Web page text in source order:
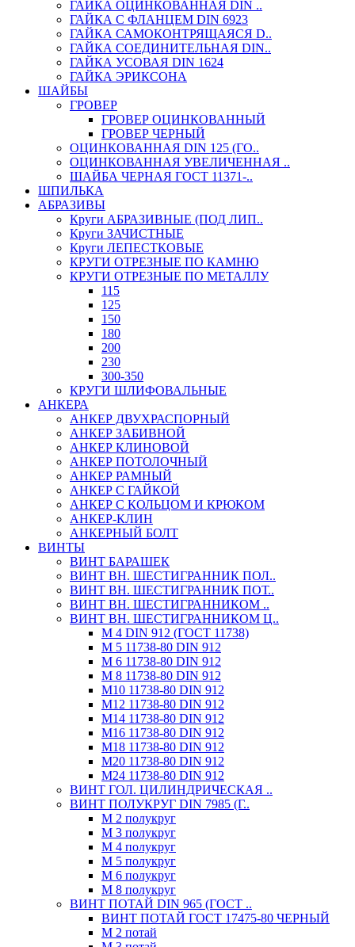
ГАЙКА ОЦИНКОВАННАЯ DIN ..
ГАЙКА С ФЛАНЦЕМ DIN 6923
ГАЙКА САМОКОНТРЯЩАЯСЯ D..
ГАЙКА СОЕДИНИТЕЛЬНАЯ DIN..
ГАЙКА УСОВАЯ DIN 1624
ГАЙКА ЭРИКСОНА
ШАЙБЫ
ГРОВЕР
ГРОВЕР ОЦИНКОВАННЫЙ
ГРОВЕР ЧЕРНЫЙ
ОЦИНКОВАННАЯ DIN 125 (ГО..
ОЦИНКОВАННАЯ УВЕЛИЧЕННАЯ ..
ШАЙБА ЧЕРНАЯ ГОСТ 11371-..
ШПИЛЬКА
АБРАЗИВЫ
Круги АБРАЗИВНЫЕ (ПОД ЛИП..
Круги ЗАЧИСТНЫЕ
Круги ЛЕПЕСТКОВЫЕ
КРУГИ ОТРЕЗНЫЕ ПО КАМНЮ
КРУГИ ОТРЕЗНЫЕ ПО МЕТАЛЛУ
115
125
150
180
200
230
300-350
КРУГИ ШЛИФОВАЛЬНЫЕ
АНКЕРА
АНКЕР ДВУХРАСПОРНЫЙ
АНКЕР ЗАБИВНОЙ
АНКЕР КЛИНОВОЙ
АНКЕР ПОТОЛОЧНЫЙ
АНКЕР РАМНЫЙ
АНКЕР С ГАЙКОЙ
АНКЕР С КОЛЬЦОМ И КРЮКОМ
АНКЕР-КЛИН
АНКЕРНЫЙ БОЛТ
ВИНТЫ
ВИНТ БАРАШЕК
ВИНТ ВН. ШЕСТИГРАННИК ПОЛ..
ВИНТ ВН. ШЕСТИГРАННИК ПОТ..
ВИНТ ВН. ШЕСТИГРАННИКОМ ..
ВИНТ ВН. ШЕСТИГРАННИКОМ Ц..
М 4 DIN 912 (ГОСТ 11738)
М 5 11738-80 DIN 912
М 6 11738-80 DIN 912
М 8 11738-80 DIN 912
М10 11738-80 DIN 912
М12 11738-80 DIN 912
М14 11738-80 DIN 912
М16 11738-80 DIN 912
М18 11738-80 DIN 912
М20 11738-80 DIN 912
М24 11738-80 DIN 912
ВИНТ ГОЛ. ЦИЛИНДРИЧЕСКАЯ ..
ВИНТ ПОЛУКРУГ DIN 7985 (Г..
М 2 полукруг
М 3 полукруг
М 4 полукруг
М 5 полукруг
М 6 полукруг
М 8 полукруг
ВИНТ ПОТАЙ DIN 965 (ГОСТ ..
ВИНТ ПОТАЙ ГОСТ 17475-80 ЧЕРНЫЙ
М 2 потай